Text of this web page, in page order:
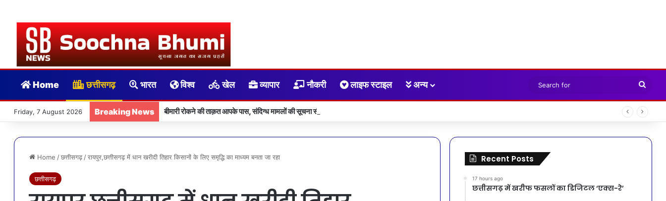
Home छत्तीसगढ़ भारत विश्व खेल व्यापार नौकरी लाइफ स्टाइल अन्य
for
Friday, 7 August 2026 Breaking News बीमारी रोकने की ताक़त आपके पास, संदिग्ध मामलों की सूचना सीधे सरकार तक पहुंचाएं
Home / छत्तीसगढ़ / रायपुर,छत्तीसगढ़ में धान खरीदी तिहार किसानों के लिए समृद्धि का माध्यम बनता जा रहा
छत्तीसगढ़
Recent Posts
17 hours ago
छत्तीसगढ़ में खरीफ फसलों का डिजिटल ‘एक्स-रे’